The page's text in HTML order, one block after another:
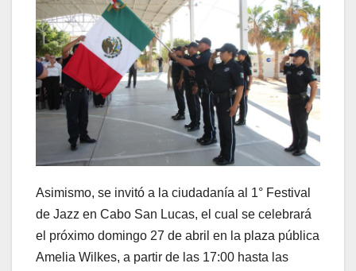
Asimismo, se invitó a la ciudadanía al 1° Festival
de Jazz en Cabo San Lucas, el cual se celebrará
el próximo domingo 27 de abril en la plaza pública
Amelia Wilkes, a partir de las 17:00 hasta las